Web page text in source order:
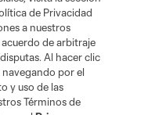
propietarios. Uso
de Privacidad
a nuestros
de arbitraje
Al hacer clic
por el
y uso de las
Términos de